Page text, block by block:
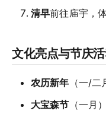
清早前往庙宇，
文化亮点与节庆
农历新年 （一/
大宝森节 （一月